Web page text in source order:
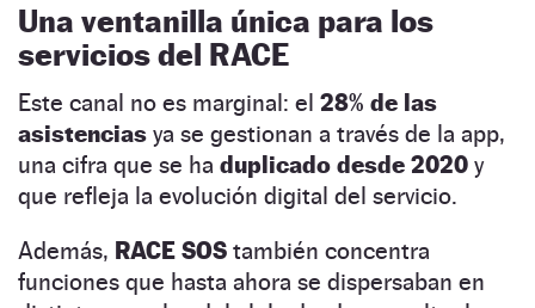
Una ventanilla única para los
servicios del RACE
Este canal no es marginal: el 28% de las
asistencias ya se gestionan a través de la app,
una cifra que se ha duplicado desde 2020 y
que refleja la evolución digital del servicio.
Además, RACE SOS también concentra
funciones que hasta ahora se dispersaban en